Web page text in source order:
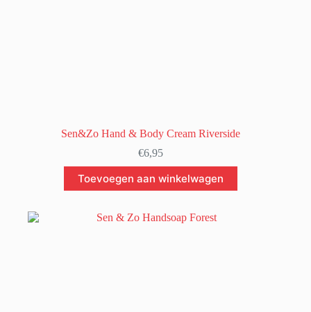
Sen&Zo Hand & Body Cream Riverside
€6,95
Toevoegen aan winkelwagen